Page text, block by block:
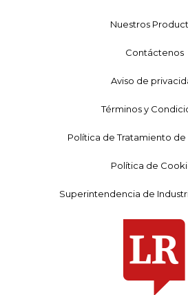
Nuestros
Contáctenos
Aviso de
Términos y
Política de Tratamiento
Política de
Superintendencia de